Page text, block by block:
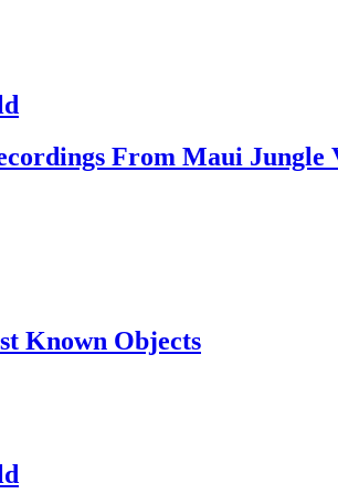
From Maui Jungle
Known Objects